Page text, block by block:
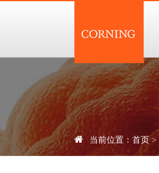
当前位置： 首页>